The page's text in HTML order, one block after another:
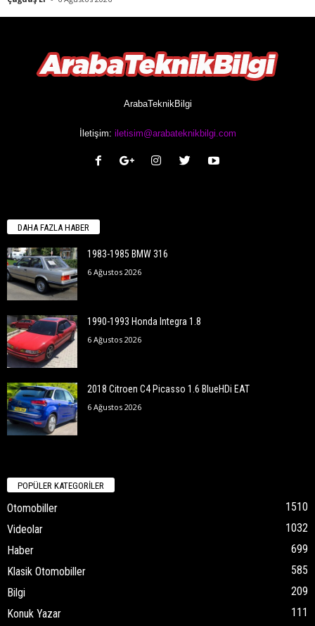
ArabaTeknikBilgi
İletişim: iletisim@arabateknikbilgi.com
DAHA FAZLA HABER
1983-1985 BMW 316
6 Ağustos 2026
1990-1993 Honda Integra 1.8
6 Ağustos 2026
2018 Citroen C4 Picasso 1.6 BlueHDi EAT
6 Ağustos 2026
POPÜLER KATEGORİLER
Otomobiller
1510
Videolar
1032
Haber
699
Klasik Otomobiller
585
Bilgi
209
Konuk Yazar
111